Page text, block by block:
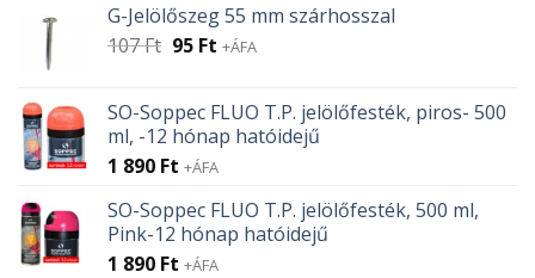
G-Jelölőszeg 55 mm szárhosszal
107Ft Original
107 Ft.
95 FtCurrent
95 Ft.
+ÁFA
SO-Soppec FLUO T.P. jelölőfesték, piros- 500
ml, -12 hónap hatóidejű
1 890 Ft +ÁFA
SO-Soppec FLUO T.P. jelölőfesték, 500 ml,
Pink-12 hónap hatóidejű
1 890 Ft +ÁFA